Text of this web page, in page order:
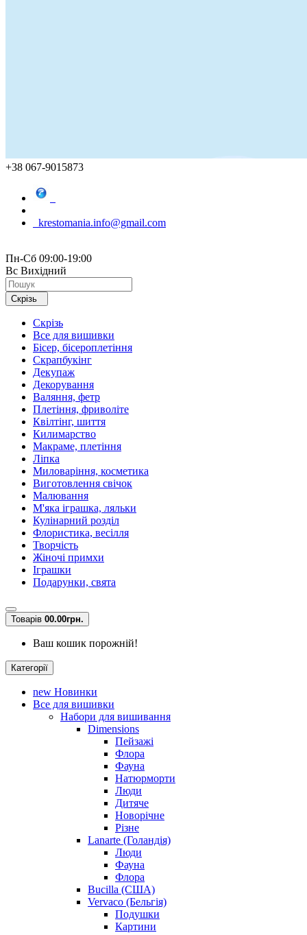
+38 067-9015873
krestomania.info@gmail.com
Пн-Сб 09:00-19:00
Вс Вихідний
Скрізь
Скрізь
Все для вишивки
Бісер, бісероплетіння
Скрапбукінг
Декупаж
Декорування
Валяння, фетр
Плетіння, фриволіте
Квілтінг, шиття
Килимарство
Макраме, плетіння
Ліпка
Миловаріння, косметика
Виготовлення свічок
Малювання
М'яка іграшка, ляльки
Кулінарний розділ
Флористика, весілля
Творчість
Жіночі примхи
Іграшки
Подарунки, свята
Товарів 00.00грн.
Ваш кошик порожній!
Категорії
new Новинки
Все для вишивки
Набори для вишивання
Dimensions
Пейзажі
Флора
Фауна
Натюрморти
Люди
Дитяче
Новорічне
Різне
Lanarte (Голандія)
Люди
Фауна
Флора
Bucilla (США)
Vervaco (Бельгія)
Подушки
Картини